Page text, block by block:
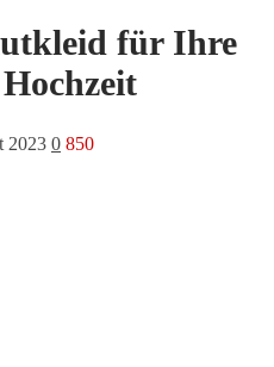
für Ihre
2023 0 850